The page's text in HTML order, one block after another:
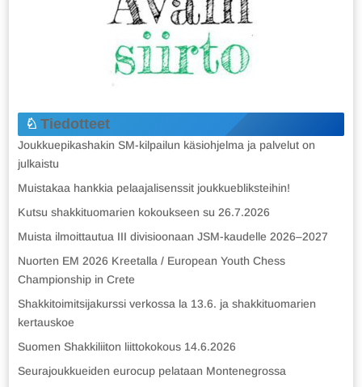
Tiedotteet
Joukkuepikashakin SM-kilpailun käsiohjelma ja palvelut on
julkaistu
Muistakaa hankkia pelaajalisenssit joukkuebliksteihin!
Kutsu shakkituomarien kokoukseen su 26.7.2026
Muista ilmoittautua III divisioonaan JSM-kaudelle 2026–2027
Nuorten EM 2026 Kreetalla / European Youth Chess
Championship in Crete
Shakkitoimitsijakurssi verkossa la 13.6. ja shakkituomarien
kertauskoe
Suomen Shakkiliiton liittokokous 14.6.2026
Seurajoukkueiden eurocup pelataan Montenegrossa